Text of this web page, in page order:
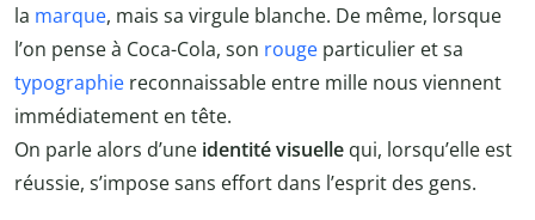
la marque, mais sa virgule blanche. De même, lorsque
l’on pense à Coca-Cola, son rouge particulier et sa
typographie reconnaissable entre mille nous viennent
immédiatement en tête.
On parle alors d’une identité visuelle qui, lorsqu’elle est
réussie, s’impose sans effort dans l’esprit des gens.